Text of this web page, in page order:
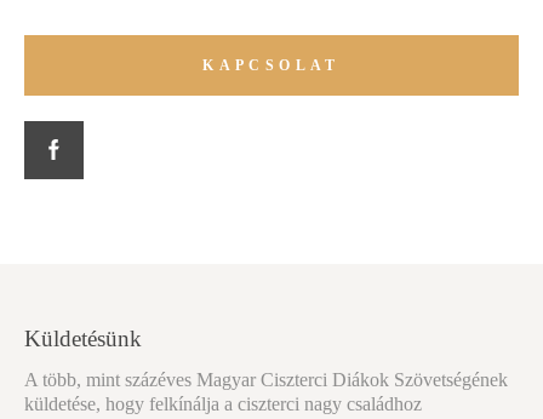
KAPCSOLAT
Küldetésünk
A több, mint százéves Magyar Ciszterci Diákok Szövetségének
küldetése, hogy felkínálja a ciszterci nagy családhoz